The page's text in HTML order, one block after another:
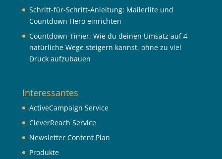
Schritt-für-Schritt-Anleitung: Mailerlite und
Countdown Hero einrichten
Countdown-Timer: Wie du deinen Umsatz auf 4
natürliche Wege steigern kannst, ohne zu viel
Druck aufzubauen
Interessantes
ActiveCampaign Service
CleverReach Service
Newsletter Content Plan
Produkte